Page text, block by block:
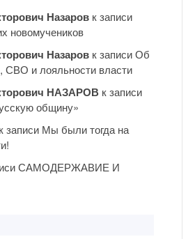
Назаровк записи
новомучеников
Назаровк записиОб
СВО и лояльности власти
НАЗАРОВ к записи
общину»
записи Мы были тогда на
САМОДЕРЖАВИЕ И